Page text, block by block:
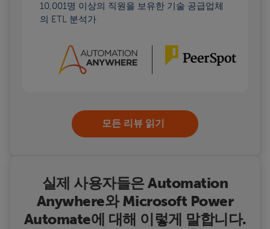
10,001명 이상의 직원을 보유한 기술 공급업체
의 ETL 분석가
모든 리뷰 읽기
실제 사용자들은 Automation
Anywhere와 Microsoft Power
Automate에 대해 이렇게 말합니다.